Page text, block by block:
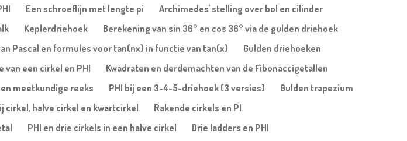
Een schroeflijn met lengte pi
Archimedes' stelling over bol en cilinder
Keplerdriehoek
Berekening van sin 36° en cos 36° via de gulden driehoek
Pascal en formules voor tan(nx) in functie van tan(x)
Gulden driehoeken
van een cirkel en PHI
Kwadraten en derdemachten van de Fibonaccigetallen
meetkundige reeks PHI bij een 3-4-5-driehoek (3 versies)
Gulden trapezium
cirkel, halve cirkel en kwartcirkel
Rakende cirkels en PI
PHI en drie cirkels in een halve cirkel
Drie ladders en PHI